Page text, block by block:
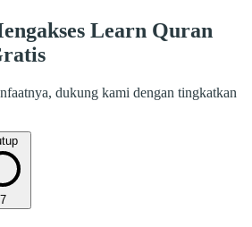
Learn Quran
dukung kami dengan tingkatkan
7